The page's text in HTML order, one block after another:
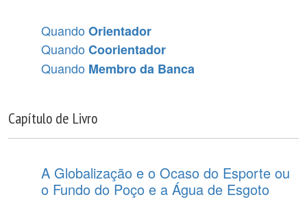
Quando Orientador
Quando Coorientador
Quando Membro da Banca
Capítulo de Livro
A Globalização e o Ocaso do Esporte ou
o Fundo do Poço e a Água de Esgoto